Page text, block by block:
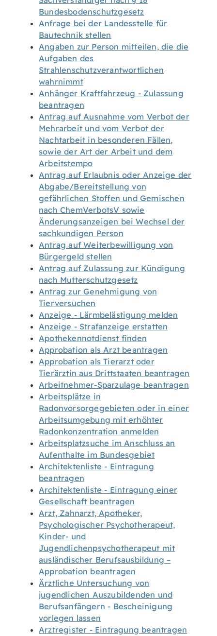
Bundesbodenschutzgesetz
Anfrage bei der Landesstelle für
Bautechnik stellen
Angaben zur Person mitteilen, die die
Aufgaben des
Strahlenschutzverantwortlichen
wahrnimmt
Anhänger Kraftfahrzeug - Zulassung
beantragen
Antrag auf Ausnahme vom Verbot der
Mehrarbeit und vom Verbot der
Nachtarbeit in besonderen Fällen,
sowie der Art der Arbeit und dem
Arbeitstempo
Antrag auf Erlaubnis oder Anzeige der
Abgabe/Bereitstellung von
gefährlichen Stoffen und Gemischen
nach ChemVerbotsV sowie
Änderungsanzeigen bei Wechsel der
sachkundigen Person
Antrag auf Weiterbewilligung von
Bürgergeld stellen
Antrag auf Zulassung zur Kündigung
nach Mutterschutzgesetz
Antrag zur Genehmigung von
Tierversuchen
Anzeige - Lärmbelästigung melden
Anzeige - Strafanzeige erstatten
Apothekennotdienst finden
Approbation als Arzt beantragen
Approbation als Tierarzt oder
Tierärztin aus Drittstaaten beantragen
Arbeitnehmer-Sparzulage beantragen
Arbeitsplätze in
Radonvorsorgegebieten oder in einer
Arbeitsumgebung mit erhöhter
Radonkonzentration anmelden
Arbeitsplatzsuche im Anschluss an
Aufenthalte im Bundesgebiet
Architektenliste - Eintragung
beantragen
Architektenliste - Eintragung einer
Gesellschaft beantragen
Arzt, Zahnarzt, Apotheker,
Psychologischer Psychotherapeut,
Kinder- und
Jugendlichenpsychotherapeut mit
ausländischer Berufsausbildung –
Approbation beantragen
Ärztliche Untersuchung von
jugendlichen Auszubildenden und
Berufsanfängern - Bescheinigung
vorlegen lassen
Arztregister - Eintragung beantragen